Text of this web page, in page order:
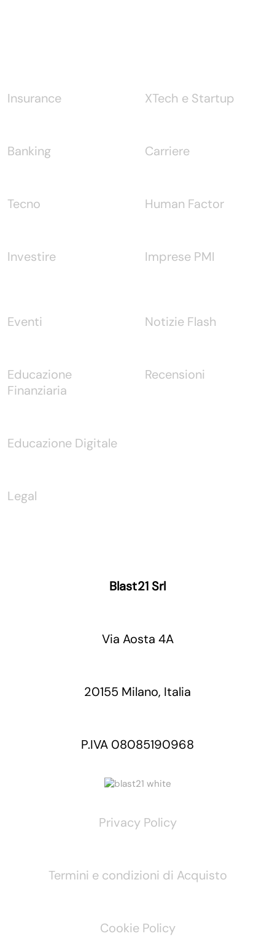
Insurance
Banking
Tecno
Investire
XTech e Startup
Carriere
Human Factor
Imprese PMI
Eventi
Educazione
Finanziaria
Educazione Digitale
Legal
Notizie Flash
Recensioni
Blast21 Srl
Via Aosta 4A
20155 Milano, Italia
P.IVA 08085190968
Privacy Policy
Termini e condizioni di Acquisto
Cookie Policy